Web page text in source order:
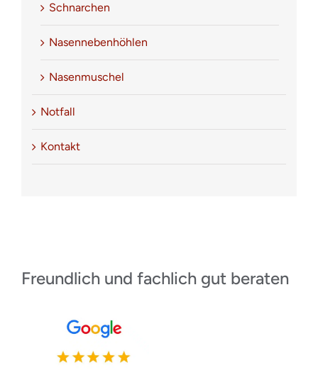
Schnarchen
Nasennebenhöhlen
Nasenmuschel
Notfall
Kontakt
Freundlich und fachlich gut beraten